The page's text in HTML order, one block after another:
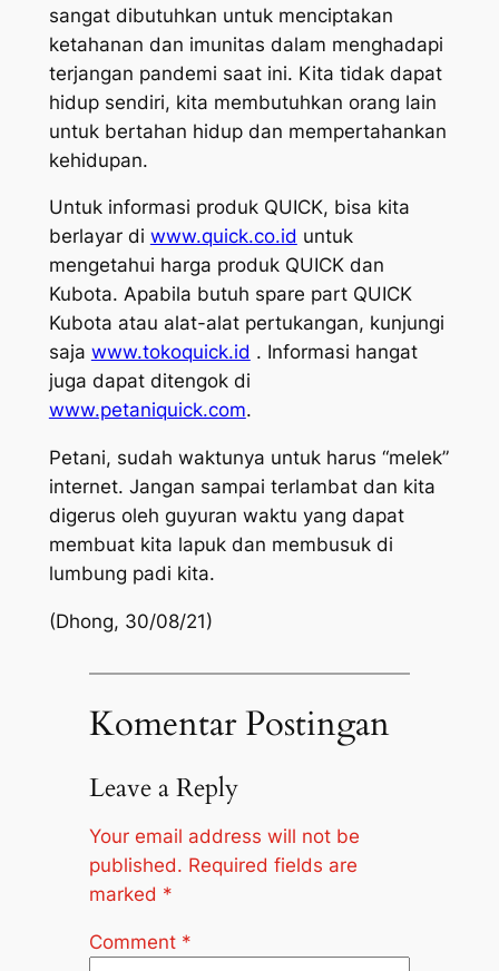
sangat dibutuhkan untuk menciptakan
ketahanan dan imunitas dalam menghadapi
terjangan pandemi saat ini. Kita tidak dapat
hidup sendiri, kita membutuhkan orang lain
untuk bertahan hidup dan mempertahankan
kehidupan.
Untuk informasi produk QUICK, bisa kita
berlayar di www.quick.co.id untuk
mengetahui harga produk QUICK dan
Kubota. Apabila butuh spare part QUICK
Kubota atau alat-alat pertukangan, kunjungi
saja www.tokoquick.id . Informasi hangat
juga dapat ditengok di
www.petaniquick.com.
Petani, sudah waktunya untuk harus “melek”
internet. Jangan sampai terlambat dan kita
digerus oleh guyuran waktu yang dapat
membuat kita lapuk dan membusuk di
lumbung padi kita.
(Dhong, 30/08/21)
Komentar Postingan
Leave a Reply
Your email address will not be
published. Required fields are
marked *
Comment *